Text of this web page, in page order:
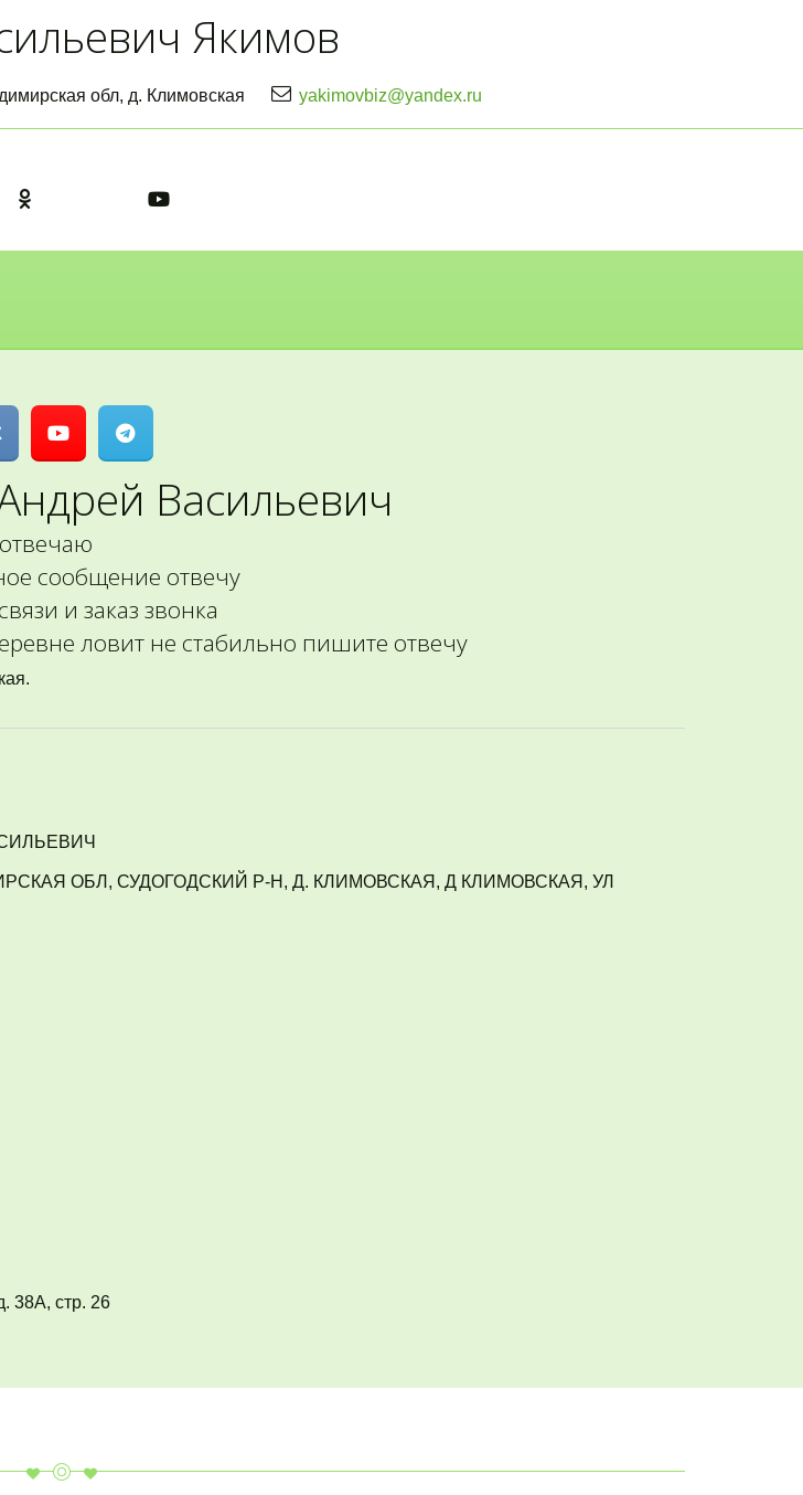
Якимов
обл, д. Климовская yakimovbiz@yandex.ru
Андрей Васильевич
сообщение отвечу
и заказ звонка
ловит не стабильно пишите отвечу
ОБЛ, СУДОГОДСКИЙ Р-Н, Д. КЛИМОВСКАЯ, Д КЛИМОВСКАЯ, УЛ
38А, стр. 26